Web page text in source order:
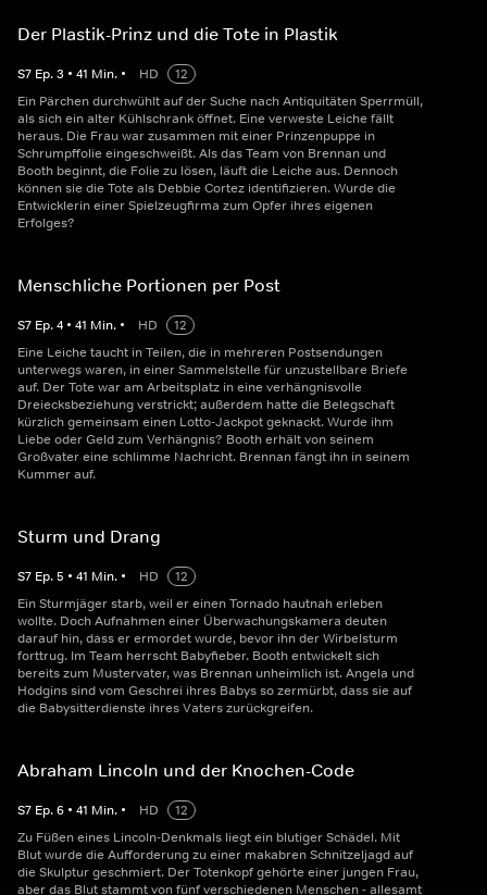
Der Plastik-Prinz und die Tote in Plastik
S7 Ep.3 • 41 Min. • HD
12
Ein Pärchen durchwühlt auf der Suche nach Antiquitäten Sperrmüll,
als sich ein alter Kühlschrank öffnet. Eine verweste Leiche fällt
heraus. Die Frau war zusammen mit einer Prinzenpuppe in
Schrumpffolie eingeschweißt. Als das Team von Brennan und
Booth beginnt, die Folie zu lösen, läuft die Leiche aus. Dennoch
können sie die Tote als Debbie Cortez identifizieren. Wurde die
Entwicklerin einer Spielzeugfirma zum Opfer ihres eigenen
Erfolges?
Menschliche Portionen per Post
S7 Ep.4 • 41 Min. • HD
12
Eine Leiche taucht in Teilen, die in mehreren Postsendungen
unterwegs waren, in einer Sammelstelle für unzustellbare Briefe
auf. Der Tote war am Arbeitsplatz in eine verhängnisvolle
Dreiecksbeziehung verstrickt; außerdem hatte die Belegschaft
kürzlich gemeinsam einen Lotto-Jackpot geknackt. Wurde ihm
Liebe oder Geld zum Verhängnis? Booth erhält von seinem
Großvater eine schlimme Nachricht. Brennan fängt ihn in seinem
Kummer auf.
Sturm und Drang
S7 Ep.5 • 41 Min. • HD
12
Ein Sturmjäger starb, weil er einen Tornado hautnah erleben
wollte. Doch Aufnahmen einer Überwachungskamera deuten
darauf hin, dass er ermordet wurde, bevor ihn der Wirbelsturm
forttrug. Im Team herrscht Babyfieber. Booth entwickelt sich
bereits zum Mustervater, was Brennan unheimlich ist. Angela und
Hodgins sind vom Geschrei ihres Babys so zermürbt, dass sie auf
die Babysitterdienste ihres Vaters zurückgreifen.
Abraham Lincoln und der Knochen-Code
S7 Ep.6 • 41 Min. • HD
12
Zu Füßen eines Lincoln-Denkmals liegt ein blutiger Schädel. Mit
Blut wurde die Aufforderung zu einer makabren Schnitzeljagd auf
die Skulptur geschmiert. Der Totenkopf gehörte einer jungen Frau,
aber das Blut stammt von fünf verschiedenen Menschen - allesamt